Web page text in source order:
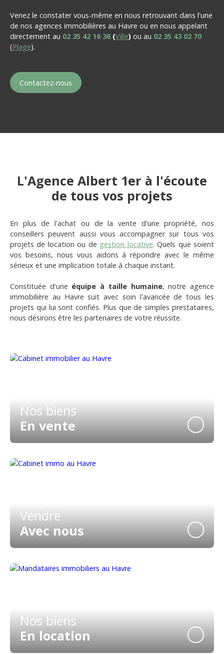
Venez le constater vous-même en nous retrouvant dans l'une
de nos agences immobilières au Havre ou en nous appelant
directement au 02 35 42 16 36 (Ville) ou au 02 35 43 02 70
(Plage).
Contactez-nous
L'Agence Albert 1er à l'écoute
de tous vos projets
En plus de l'achat ou de la vente d'une propriété, nos
conseillers peuvent aussi vous accompagner sur tous vos
projets de location ou de gestion locative. Quels que soient
vos besoins, nous vous aidons à répondre avec le même
sérieux et une implication totale à chaque instant.
Constituée d'une équipe à taille humaine, notre agence
immobilière au Havre suit avec soin l'avancée de tous les
projets qui lui sont confiés. Plus que de simples prestataires,
nous désirons être les partenaires de votre réussite.
Nos biens
En vente
Vendre
Avec nous
Nos biens
En location